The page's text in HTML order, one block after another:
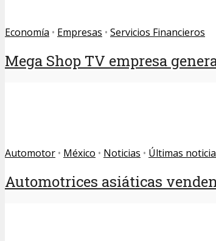
Economía • Empresas • Servicios Financieros
Mega Shop TV empresa
Automotor • México • Noticias • Últimas
Automotrices asiáticas